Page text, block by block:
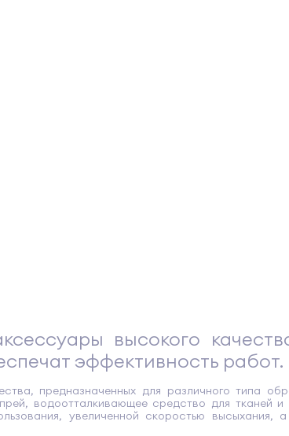
высокого
эффективность работ.
предназначенных для различного типа
водоотталкивающее средство для тканей и
увеличенной скоростью высыхания,